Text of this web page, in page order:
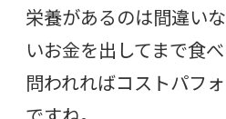
栄養があるのは間違い
いお金を出してまで食
問われればコストパフ